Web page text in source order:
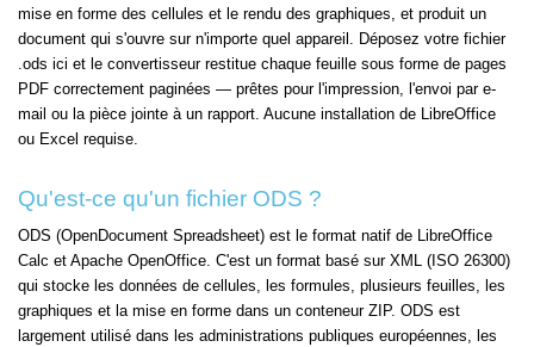
mise en forme des cellules et le rendu des graphiques, et produit un
document qui s'ouvre sur n'importe quel appareil. Déposez votre fichier
.ods ici et le convertisseur restitue chaque feuille sous forme de pages
PDF correctement paginées — prêtes pour l'impression, l'envoi par e-
mail ou la pièce jointe à un rapport. Aucune installation de LibreOffice
ou Excel requise.
Qu'est-ce qu'un fichier ODS ?
ODS (OpenDocument Spreadsheet) est le format natif de LibreOffice
Calc et Apache OpenOffice. C'est un format basé sur XML (ISO 26300)
qui stocke les données de cellules, les formules, plusieurs feuilles, les
graphiques et la mise en forme dans un conteneur ZIP. ODS est
largement utilisé dans les administrations publiques européennes, les